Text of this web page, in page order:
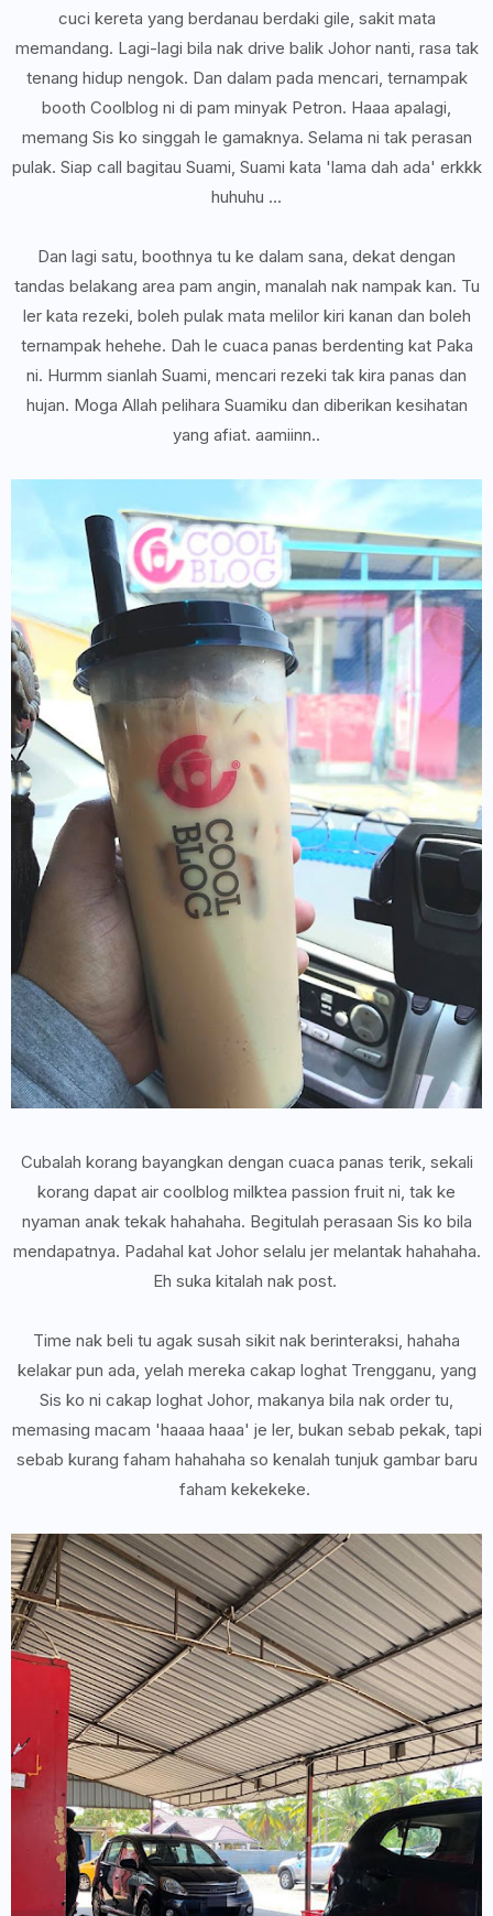
cuci kereta yang berdanau berdaki gile, sakit mata
memandang. Lagi-lagi bila nak drive balik Johor nanti, rasa tak
tenang hidup nengok. Dan dalam pada mencari, ternampak
booth Coolblog ni di pam minyak Petron. Haaa apalagi,
memang Sis ko singgah le gamaknya. Selama ni tak perasan
pulak. Siap call bagitau Suami, Suami kata 'lama dah ada' erkkk
huhuhu ...
Dan lagi satu, boothnya tu ke dalam sana, dekat dengan
tandas belakang area pam angin, manalah nak nampak kan. Tu
ler kata rezeki, boleh pulak mata melilor kiri kanan dan boleh
ternampak hehehe. Dah le cuaca panas berdenting kat Paka
ni. Hurmm sianlah Suami, mencari rezeki tak kira panas dan
hujan. Moga Allah pelihara Suamiku dan diberikan kesihatan
yang afiat. aamiinn..
Cubalah korang bayangkan dengan cuaca panas terik, sekali
korang dapat air coolblog milktea passion fruit ni, tak ke
nyaman anak tekak hahahaha. Begitulah perasaan Sis ko bila
mendapatnya. Padahal kat Johor selalu jer melantak hahahaha.
Eh suka kitalah nak post.
Time nak beli tu agak susah sikit nak berinteraksi, hahaha
kelakar pun ada, yelah mereka cakap loghat Trengganu, yang
Sis ko ni cakap loghat Johor, makanya bila nak order tu,
memasing macam 'haaaa haaa' je ler, bukan sebab pekak, tapi
sebab kurang faham hahahaha so kenalah tunjuk gambar baru
faham kekekeke.